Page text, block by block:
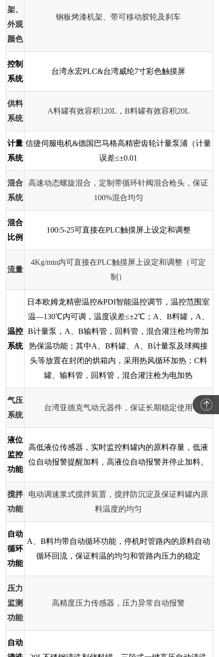
架、
外观
颜色
钢板烤漆机架、带可移动胶轮及刹车
控制
系统
台湾永宏PLC&台湾威纶7寸彩色触摸屏
供料
系统
A料罐有效容积120L，B料罐有效容积20L
计量
系统
信捷伺服电机&德国巴马格高精密齿轮计量泵浦（计量
误差≤±0.01
混合
系统
高速动态螺旋混合，定制带循环针阀混合枪头，保证
100%混合均匀
混合
比例
100:5-25可直接在PLC触摸屏上设定和调整
流量
4Kg/min内可直接在PLC触摸屏上设定和调整（可定
制）
温控
系统
日本欧姆龙精密温控&PDI智能温控调节，温控范围室
温—130℃内可调，温度误差≤±2℃；A、B料罐，A、
B计量泵，A、B输料管，回料管，混合灌注枪均带加
热保温功能；其中A、B料罐、A、B计量泵及球阀接
头等放置在封闭的烘箱内，采用热风循环加热；C料
罐、输料管，回料管，混合灌注枪为电加热
气压
系统
台湾亚德克气动元器件，保证长期稳定使用
液位
监控
功能
高低液位传感器，实时监控料罐内的原料存量，低液
位自动报警提醒加料，高液位自动报警并停止加料。
搅拌
功能
电动调速浆式搅拌装置，搅拌防沉淀及保证料罐内原
料温度的均匀
自动
循环
功能
A、B料均带自动循环功能，停机时管路内的原料自动
循环回流，保证料温的均匀和管路内压力的稳定
压力
监测
功能
高精度压力传感器，压力异常自动报警
自动